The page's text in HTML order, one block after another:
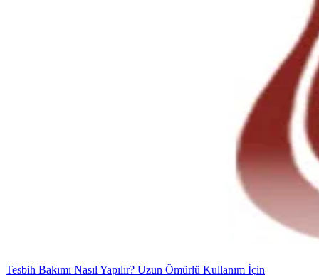
Tesbih Bakımı Nasıl Yapılır? Uzun Ömürlü Kullanım İçin